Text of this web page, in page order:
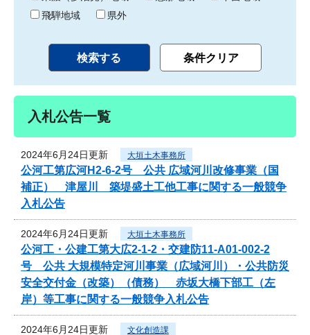
飛騨地域
県外
入札公告一覧
2024年6月24日更新 大垣土木事務所
公河工第広河H2-6-2号 公共 広域河川改修事業（国
補正） 津屋川 築堤盛土工他工事に関する一般競争
入札公告
2024年6月24日更新 大垣土木事務所
公河工・公建工第大広2-1-2・交建防11-A01-002-2
号 公共 大規模特定河川事業（広域河川）・公共防災
安全交付金（改築）（債務） 赤坂大橋下部工（左
岸）等工事に関する一般競争入札公告
2024年6月24日更新 文化創造課